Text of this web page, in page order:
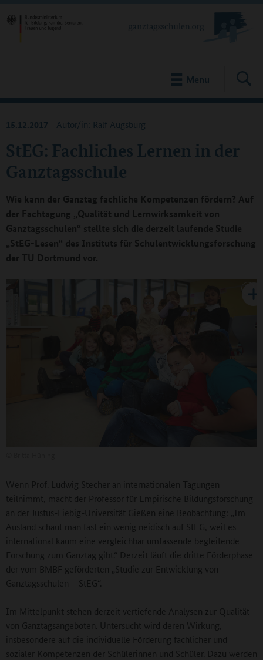
Menu
StEG: Fachliches Lernen in der
Ganztagsschule
15.12.2017 Autor/in: Ralf Augsburg
Wie kann der Ganztag fachliche Kompetenzen fördern? Auf
der Fachtagung „Qualität und Lernwirksamkeit von
Ganztagsschulen“ stellte sich die derzeit laufende Studie
„StEG-Lesen“ des Instituts für Schulentwicklungsforschung
der TU Dortmund vor.
Wenn Prof. Ludwig Stecher an internationalen Tagungen
teilnimmt, macht der Professor für Empirische Bildungsforschung
an der Justus-Liebig-Universität Gießen eine Beobachtung: „Im
Ausland schaut man fast ein wenig neidisch auf StEG, weil es
international kaum eine vergleichbar umfassende begleitende
Forschung zum Ganztag gibt.“ Derzeit läuft die dritte Förderphase
der vom BMBF geförderten „Studie zur Entwicklung von
Ganztagsschulen – StEG“.
Im Mittelpunkt stehen derzeit vertiefende Analysen zur Qualität
von Ganztagsangeboten. Untersucht wird deren Wirkung,
insbesondere auf die individuelle Förderung fachlicher und
sozialer Kompetenzen der Schülerinnen und Schüler. Dazu werden